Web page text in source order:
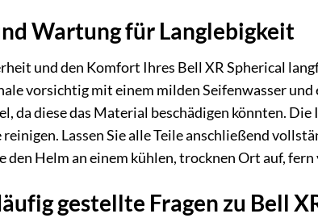
Wartung für Langlebigkeit
und den Komfort Ihres Bell XR Spherical
vorsichtig mit einem milden Seifenwasser und
da diese das Material beschädigen könnten.
Lassen Sie alle Teile anschließend
den Helm an einem kühlen, trocknen Ort auf,
gestellte Fragen zu Bell